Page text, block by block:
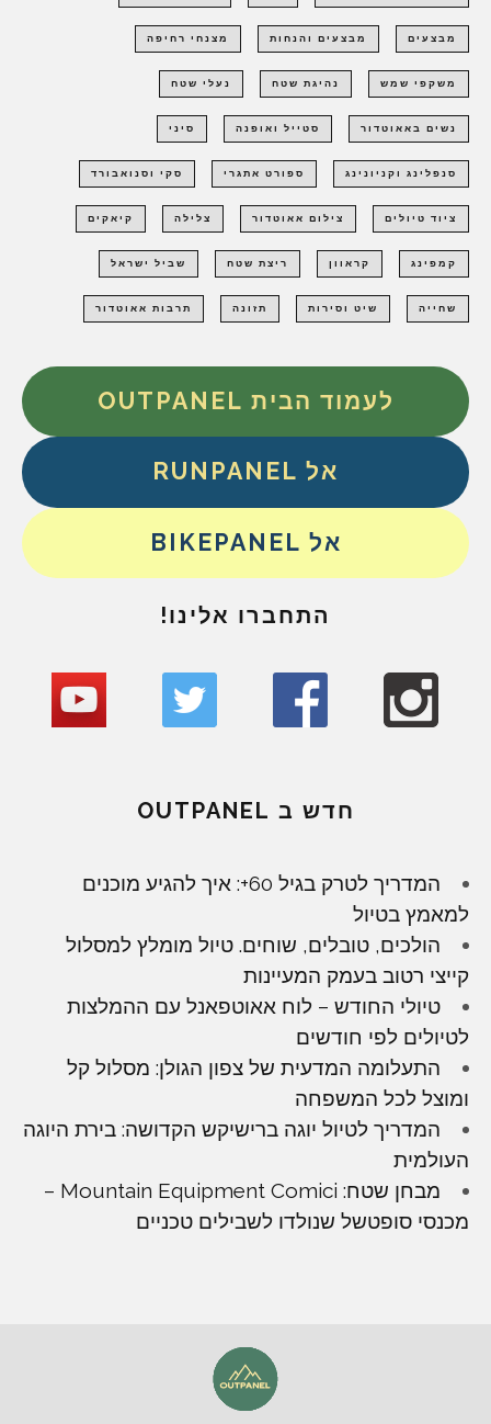
מבצעים מבצעים והנחות מצנחי רחיפה
משקפי שמש נהיגת שטח נעלי שטח
נשים באאוטדור סטייל ואופנה סיני
סנפלינג וקניונינג ספורט אתגרי סקי וסנואבורד
ציוד טיולים צילום אאוטדור צלילה קיאקים
קמפינג קראוון ריצת שטח שביל ישראל
שחייה שיט וסירות תזונה תרבות אאוטדור
לעמוד הבית OUTPANEL
אל RUNPANEL
אל BIKEPANEL
התחברו אלינו!
חדש ב OUTPANEL
המדריך לטרק בגיל 60+: איך להגיע מוכנים
למאמץ בטיול
הולכים, טובלים, שוחים. טיול מומלץ למסלול
קייצי רטוב בעמק המעיינות
טיולי החודש – לוח אאוטפאנל עם ההמלצות
לטיולים לפי חודשים
התעלומה המדעית של צפון הגולן: מסלול קל
ומוצל לכל המשפחה
המדריך לטיול יוגה ברישיקש הקדושה: בירת היוגה
העולמית
מבחן שטח: Mountain Equipment Comici –
מכנסי סופטשל שנולדו לשבילים טכניים